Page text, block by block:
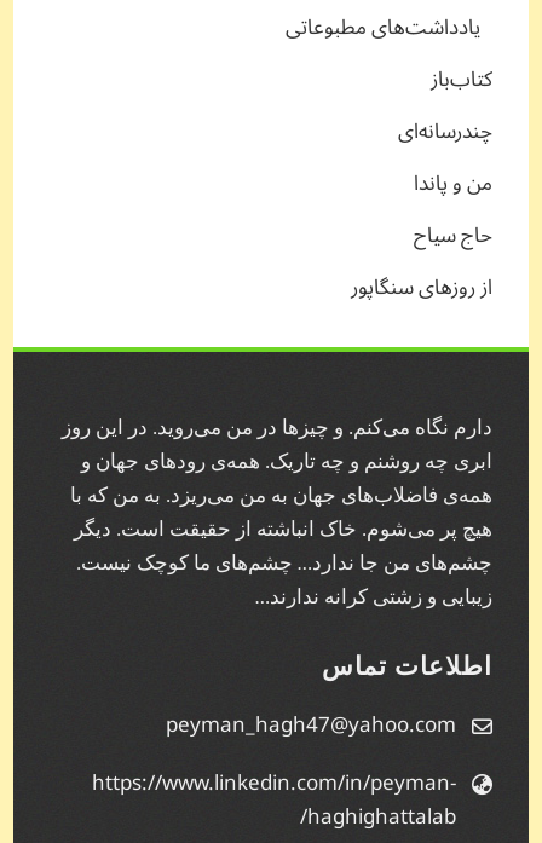
یادداشت‌های مطبوعاتی
کتاب‌باز
چندرسانه‌ای
من و پاندا
حاج سیاح
از روزهای سنگاپور
دارم نگاه می‌کنم. و چیز‌ها در من می‌روید. در این روز
ابری چه روشنم و چه تاریک. همه‌ی رودهای جهان و
همه‌ی فاضلاب‌های جهان به من می‌ریزد. به من که با
هیچ پر می‌شوم. خاک انباشته از حقیقت است. دیگر
چشم‌های من جا ندارد… چشم‌های ما کوچک نیست.
زیبایی و زشتی کرانه ندارند…
اطلاعات تماس
peyman_hagh47@yahoo.com
https://www.linkedin.com/in/peyman-
haghighattalab/